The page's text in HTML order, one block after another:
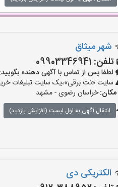
شهر میثاق
تلفن: 09903346941
لطفا پس از تماس با آگهی دهنده بگویید:
سایت «نت برقی»،یک سایت تبلیغات
مکان:خراسان رضوی - مشهد
انتقال آگهی به اول لیست (افزایش بازدید)
الکتریکی دی